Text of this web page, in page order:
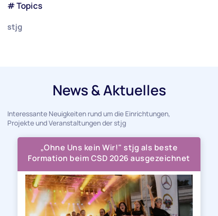
# Topics
stjg
News & Aktuelles
Interessante Neuigkeiten rund um die Einrichtungen,
Projekte und Veranstaltungen der stjg
„Ohne Uns kein Wir!" stjg als beste
Formation beim CSD 2026 ausgezeichnet